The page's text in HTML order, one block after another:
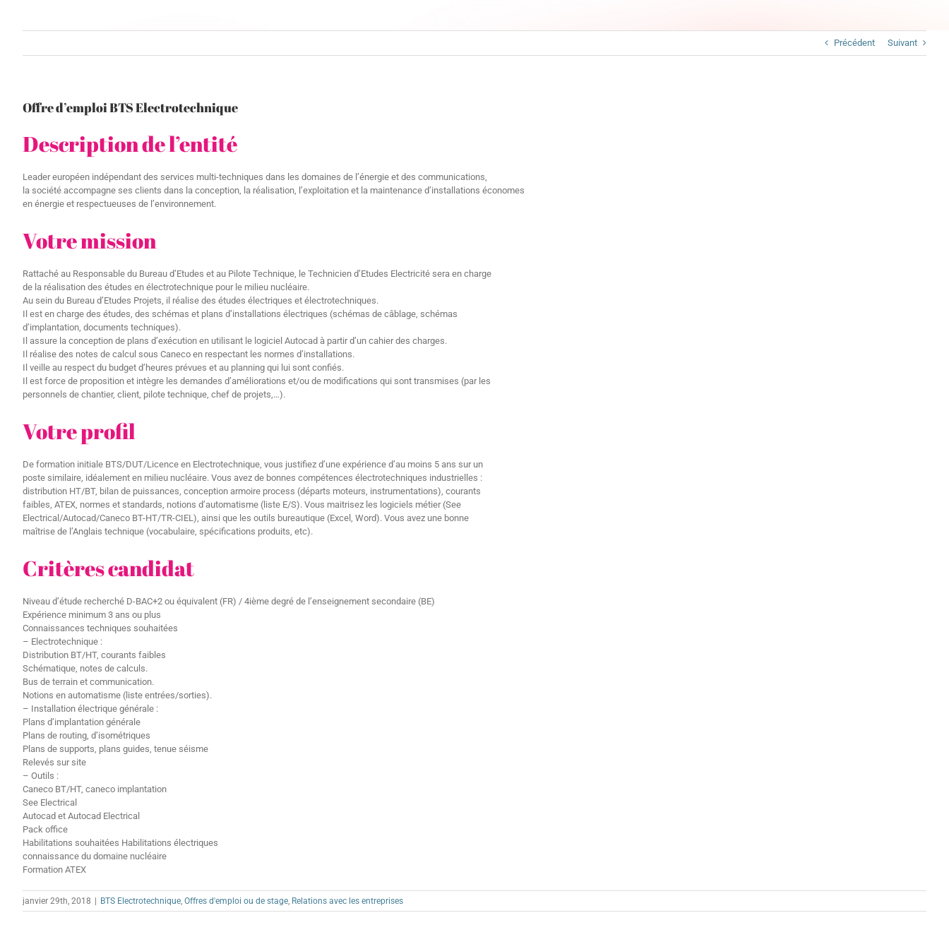
Précédent Suivant
Offre d’emploi BTS Electrotechnique
Description de l’entité
Leader européen indépendant des services multi-techniques dans les domaines de l’énergie et des communications,
la société accompagne ses clients dans la conception, la réalisation, l’exploitation et la maintenance d’installations économes
en énergie et respectueuses de l’environnement.
Votre mission
Rattaché au Responsable du Bureau d’Etudes et au Pilote Technique, le Technicien d’Etudes Electricité sera en charge
de la réalisation des études en électrotechnique pour le milieu nucléaire.
Au sein du Bureau d’Etudes Projets, il réalise des études électriques et électrotechniques.
Il est en charge des études, des schémas et plans d’installations électriques (schémas de câblage, schémas
d’implantation, documents techniques).
Il assure la conception de plans d’exécution en utilisant le logiciel Autocad à partir d’un cahier des charges.
Il réalise des notes de calcul sous Caneco en respectant les normes d’installations.
Il veille au respect du budget d’heures prévues et au planning qui lui sont confiés.
Il est force de proposition et intègre les demandes d’améliorations et/ou de modifications qui sont transmises (par les
personnels de chantier, client, pilote technique, chef de projets,…).
Votre profil
De formation initiale BTS/DUT/Licence en Electrotechnique, vous justifiez d’une expérience d’au moins 5 ans sur un
poste similaire, idéalement en milieu nucléaire. Vous avez de bonnes compétences électrotechniques industrielles :
distribution HT/BT, bilan de puissances, conception armoire process (départs moteurs, instrumentations), courants
faibles, ATEX, normes et standards, notions d’automatisme (liste E/S). Vous maitrisez les logiciels métier (See
Electrical/Autocad/Caneco BT-HT/TR-CIEL), ainsi que les outils bureautique (Excel, Word). Vous avez une bonne
maîtrise de l’Anglais technique (vocabulaire, spécifications produits, etc).
Critères candidat
Niveau d’étude recherché D-BAC+2 ou équivalent (FR) / 4ième degré de l’enseignement secondaire (BE)
Expérience minimum 3 ans ou plus
Connaissances techniques souhaitées
– Electrotechnique :
Distribution BT/HT, courants faibles
Schématique, notes de calculs.
Bus de terrain et communication.
Notions en automatisme (liste entrées/sorties).
– Installation électrique générale :
Plans d’implantation générale
Plans de routing, d’isométriques
Plans de supports, plans guides, tenue séisme
Relevés sur site
– Outils :
Caneco BT/HT, caneco implantation
See Electrical
Autocad et Autocad Electrical
Pack office
Habilitations souhaitées Habilitations électriques
connaissance du domaine nucléaire
Formation ATEX
janvier 29th, 2018 BTS Electrotechnique, Offres d'emploi ou de stage, Relations avec les entreprises